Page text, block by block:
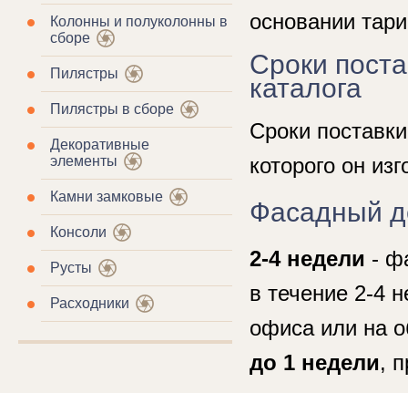
Колонны и полуколонны в
сборе
Пилястры
Пилястры в сборе
Декоративные
элементы
Камни замковые
Консоли
Русты
Расходники
основании
Сроки
каталога
Сроки
которого он
Фасадный
2-4 недели -
в течение 2-4
офиса или на
до 1 недели,